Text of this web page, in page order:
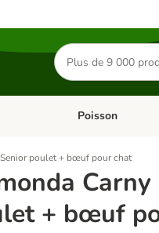
Rechercher
des
produits
Chat Dérouler les
Poisson
poulet + bœuf pour chat
Carny
+ bœuf